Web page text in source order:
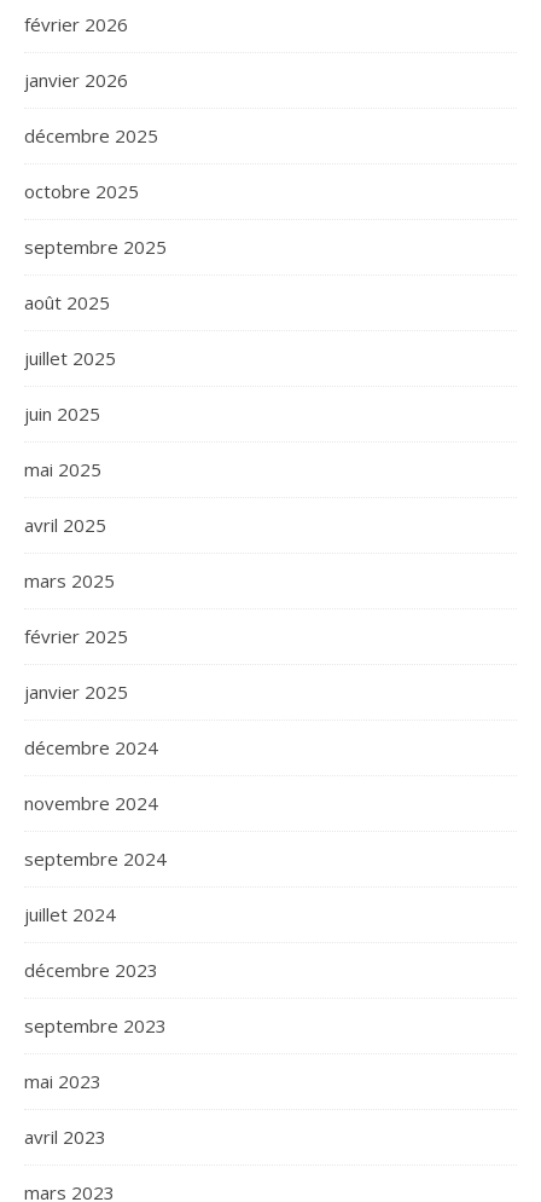
février 2026
janvier 2026
décembre 2025
octobre 2025
septembre 2025
août 2025
juillet 2025
juin 2025
mai 2025
avril 2025
mars 2025
février 2025
janvier 2025
décembre 2024
novembre 2024
septembre 2024
juillet 2024
décembre 2023
septembre 2023
mai 2023
avril 2023
mars 2023